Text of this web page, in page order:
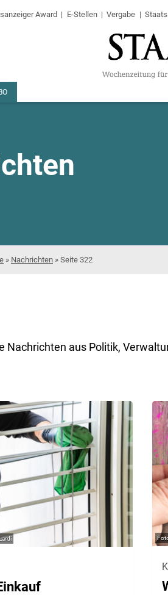
Award E-Stellen Vergabe
» Nachrichten » Seite 322
Nachrichten aus Politik,